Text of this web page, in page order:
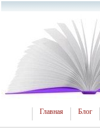
Главная Блог